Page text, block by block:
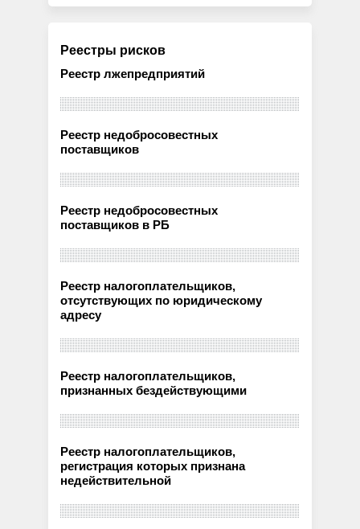
Реестры рисков
Реестр лжепредприятий
Реестр недобросовестных
поставщиков
Реестр недобросовестных
поставщиков в РБ
Реестр налогоплательщиков,
отсутствующих по юридическому
адресу
Реестр налогоплательщиков,
признанных бездействующими
Реестр налогоплательщиков,
регистрация которых признана
недействительной